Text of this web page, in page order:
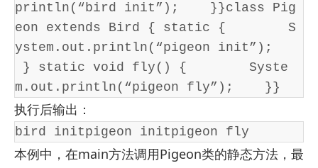
println(“bird init”);    }}class Pig
eon extends Bird { static {        S
ystem.out.println(“pigeon init”);
} static void fly() {        Syste
m.out.println(“pigeon fly”);    }}
执行后输出：
bird initpigeon initpigeon fly
本例中，在main方法调用Pigeon类的静态方法，最